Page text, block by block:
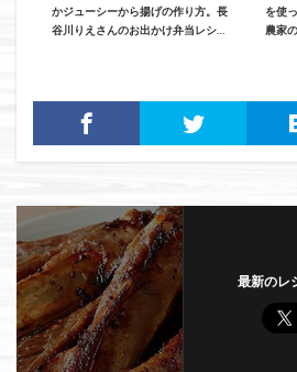
かジューシーから揚げの作り方。長
谷川りえさんのお出かけ弁当レシピ
を使
農家
最新のレ